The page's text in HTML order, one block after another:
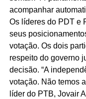
acompanhar
Os líderes do PDT e
seus
votação. Os dois
respeito do governo
decisão. “A
votação. Não temos
líder do PTB, Jovair